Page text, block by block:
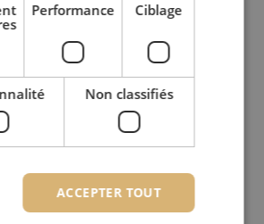
Performance Ciblage
Non classifiés
ACCEPTER TOUT